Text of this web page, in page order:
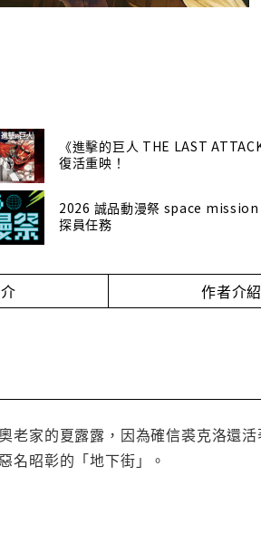
《進擊的巨人 THE LAST
復活重映！
2026 誠品動漫祭 space mission
探員任務
作者介紹
老家的夏露露，因為確信裘克洛還
名昭彰的「地下街」。